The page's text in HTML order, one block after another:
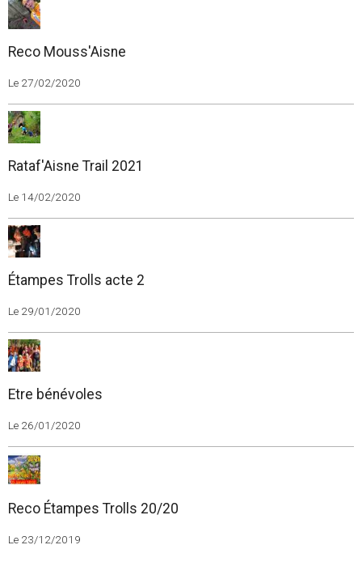
Reco Mouss'Aisne
Le 27/02/2020
Rataf'Aisne Trail 2021
Le 14/02/2020
Étampes Trolls acte 2
Le 29/01/2020
Etre bénévoles
Le 26/01/2020
Reco Étampes Trolls 20/20
Le 23/12/2019